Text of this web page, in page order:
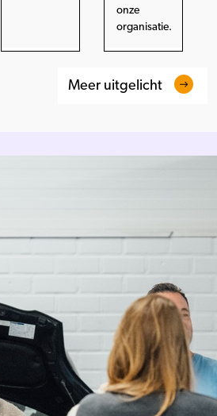
onze
organisatie.
Meer uitgelicht